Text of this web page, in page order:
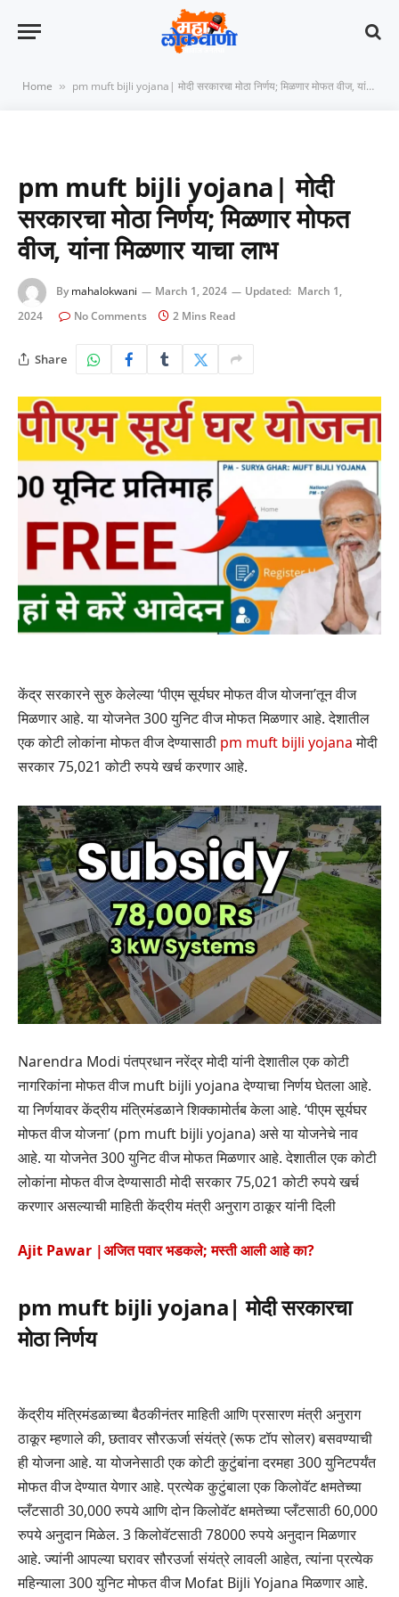
Home » pm muft bijli yojana| मोदी सरकारचा मोठा निर्णय; मिळणार मोफत वीज, यांना मिळणार याचा लाभ
pm muft bijli yojana| मोदी
सरकारचा मोठा निर्णय; मिळणार मोफत
वीज, यांना मिळणार याचा लाभ
By mahalokwani March 1, 2024 Updated: March 1,
2024
No Comments 2 Mins Read
Share
केंद्र सरकारने सुरु केलेल्या ‘पीएम सूर्यघर मोफत वीज योजना’तून वीज
मिळणार आहे. या योजनेत 300 युनिट वीज मोफत मिळणार आहे. देशातील
एक कोटी लोकांना मोफत वीज देण्यासाठी pm muft bijli yojanaमोदी
सरकार 75,021 कोटी रुपये खर्च करणार आहे.
Narendra Modi पंतप्रधान नरेंद्र मोदी यांनी देशातील एक कोटी
नागरिकांना मोफत वीज muft bijli yojana देण्याचा निर्णय घेतला आहे.
या निर्णयावर केंद्रीय मंत्रिमंडळाने शिक्कामोर्तब केला आहे. ‘पीएम सूर्यघर
मोफत वीज योजना’ (pm muft bijli yojana) असे या योजनेचे नाव
आहे. या योजनेत 300 युनिट वीज मोफत मिळणार आहे. देशातील एक कोटी
लोकांना मोफत वीज देण्यासाठी मोदी सरकार 75,021 कोटी रुपये खर्च
करणार असल्याची माहिती केंद्रीय मंत्री अनुराग ठाकूर यांनी दिली
Ajit Pawar |अजित पवार भडकले; मस्ती आली आहे का?
pm muft bijli yojana| मोदी सरकारचा
मोठा निर्णय
केंद्रीय मंत्रिमंडळाच्या बैठकीनंतर माहिती आणि प्रसारण मंत्री अनुराग
ठाकूर म्हणाले की, छतावर सौरऊर्जा संयंत्रे (रूफ टॉप सोलर) बसवण्याची
ही योजना आहे. या योजनेसाठी एक कोटी कुटुंबांना दरमहा 300 युनिटपर्यंत
मोफत वीज देण्यात येणार आहे. प्रत्येक कुटुंबाला एक किलोवॅट क्षमतेच्या
प्लँटसाठी 30,000 रुपये आणि दोन किलोवॅट क्षमतेच्या प्लँटसाठी 60,000
रुपये अनुदान मिळेल. 3 किलोवॅटसाठी 78000 रुपये अनुदान मिळणार
आहे. ज्यांनी आपल्या घरावर सौरउर्जा संयंत्रे लावली आहेत, त्यांना प्रत्येक
महिन्याला 300 युनिट मोफत वीज Mofat Bijli Yojana मिळणार आहे.